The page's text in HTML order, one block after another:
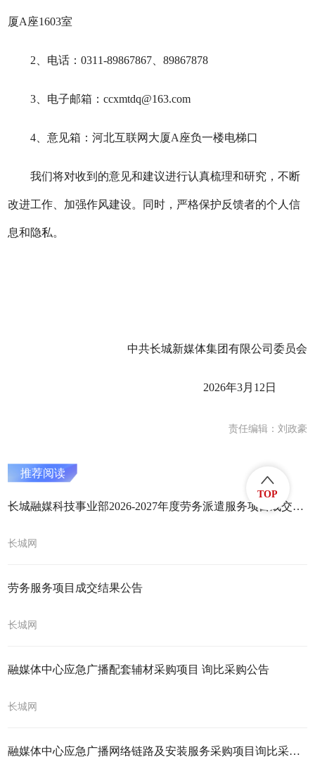
厦A座1603室
2、电话：0311-89867867、89867878
3、电子邮箱：ccxmtdq@163.com
4、意见箱：河北互联网大厦A座负一楼电梯口
我们将对收到的意见和建议进行认真梳理和研究 ，不断
改进工作、加强作风建设。同时，严格保护反馈者的个人信
息和隐私。
中共长城新媒体集团有限公司委员会
2026年3月12日
责任编辑：刘政豪
推荐阅读
长城融媒科技事业部2026-2027年度劳务派遣服务项目成交结果公告
长城网
劳务服务项目成交结果公告
长城网
融媒体中心应急广播配套辅材采购项目 询比采购公告
长城网
融媒体中心应急广播网络链路及安装服务采购项目询比采购公告
TOP